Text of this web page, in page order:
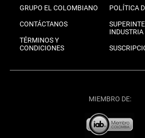
GRUPO EL COLOMBIANO
CONTÁCTANOS
TÉRMINOS Y
CONDICIONES
POLÍTICA
INDUSTRIA
MIEMBRO DE: